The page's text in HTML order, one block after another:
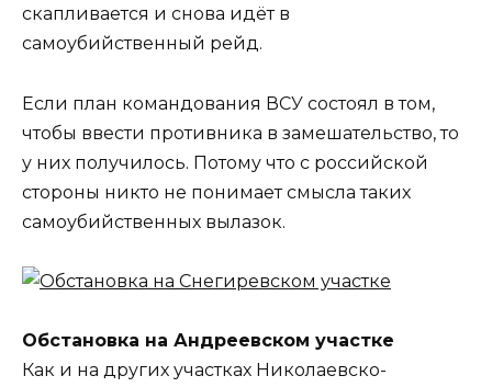
скапливается и снова идёт в
самоубийственный рейд.
Если план командования ВСУ состоял в том,
чтобы ввести противника в замешательство, то
у них получилось. Потому что с российской
стороны никто не понимает смысла таких
самоубийственных вылазок.
Обстановка на Андреевском участке
Как и на других участках Николаевско-